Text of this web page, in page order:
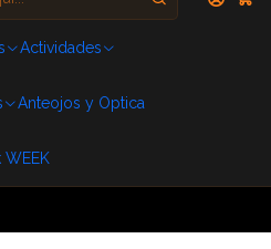
Actividades
Anteojos y Optica
WEEK